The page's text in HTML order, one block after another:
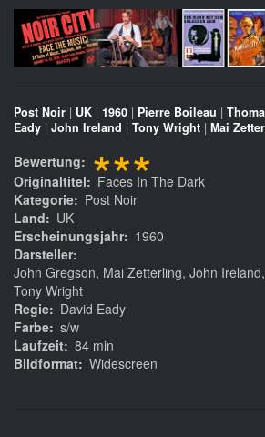
Post Noir | UK | 1960 | Pierre Boileau |
Eady | John Ireland | Tony Wright | Mai
Bewertung ***
Originaltitel
Faces In The Dark
Kategorie
Post Noir
Land
UK
Erscheinungsjahr
1960
Darsteller
John Gregson, Mai Zetterling, John
Tony Wright
Regie
David Eady
Farbe s/w
Laufzeit 84 min
Bildformat Widescreen